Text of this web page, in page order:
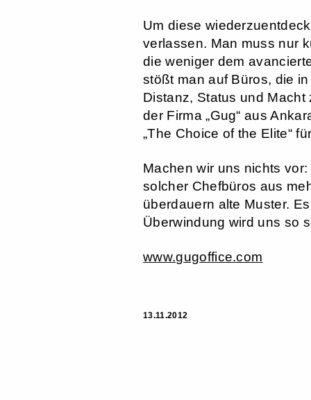
Um diese
verlassen. Man muss nur
die weniger dem
stößt man auf Büros, die
Distanz, Status und
der Firma „Gug“ aus
„The Choice of the Elite“
Machen wir uns nichts
solcher Chefbüros aus
überdauern alte Muster.
Überwindung wird uns so
www.gugoffice.com
13.11.2012